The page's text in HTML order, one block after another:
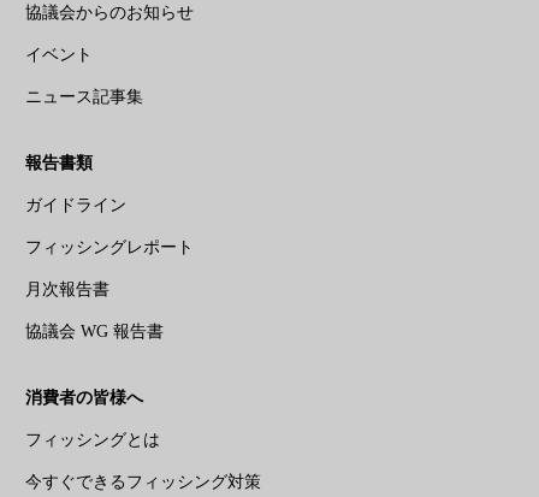
協議会からのお知らせ
イベント
ニュース記事集
報告書類
ガイドライン
フィッシングレポート
月次報告書
協議会 WG 報告書
消費者の皆様へ
フィッシングとは
今すぐできるフィッシング対策